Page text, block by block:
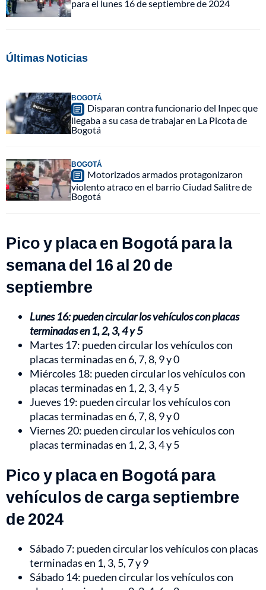
para el lunes 16 de septiembre de 2024
Últimas Noticias
BOGOTÁ
Disparan contra funcionario del Inpec que
llegaba a su casa de trabajar en La Picota de
Bogotá
BOGOTÁ
Motorizados armados protagonizaron
violento atraco en el barrio Ciudad Salitre de
Bogotá
Pico y placa en Bogotá para la
semana del 16 al 20 de
septiembre
Lunes 16: pueden circular los vehículos con placas
terminadas en 1, 2, 3, 4 y 5
Martes 17: pueden circular los vehículos con
placas terminadas en 6, 7, 8, 9 y 0
Miércoles 18: pueden circular los vehículos con
placas terminadas en 1, 2, 3, 4 y 5
Jueves 19: pueden circular los vehículos con
placas terminadas en 6, 7, 8, 9 y 0
Viernes 20: pueden circular los vehículos con
placas terminadas en 1, 2, 3, 4 y 5
Pico y placa en Bogotá para
vehículos de carga septiembre
de 2024
Sábado 7: pueden circular los vehículos con placas
terminadas en 1, 3, 5, 7 y 9
Sábado 14: pueden circular los vehículos con